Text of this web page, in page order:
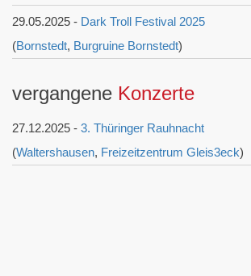
29.05.2025 - Dark Troll Festival 2025
(Bornstedt, Burgruine Bornstedt)
vergangene Konzerte
27.12.2025 - 3. Thüringer Rauhnacht
(Waltershausen, Freizeitzentrum Gleis3eck)